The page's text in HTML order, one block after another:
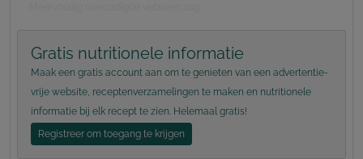
Gratis nutritionele informatie
Maak een gratis account aan om te genieten van een advertentie-
vrije website, receptenverzamelingen te maken en nutritionele
informatie bij elk recept te zien. Helemaal gratis!
Registreer om toegang te krijgen